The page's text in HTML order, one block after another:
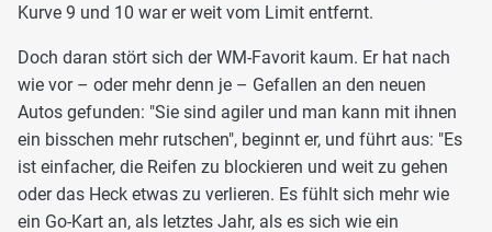
Kurve 9 und 10 war er weit vom Limit entfernt.
Doch daran stört sich der WM-Favorit kaum. Er hat nach
wie vor – oder mehr denn je – Gefallen an den neuen
Autos gefunden: "Sie sind agiler und man kann mit ihnen
ein bisschen mehr rutschen", beginnt er, und führt aus: "Es
ist einfacher, die Reifen zu blockieren und weit zu gehen
oder das Heck etwas zu verlieren. Es fühlt sich mehr wie
ein Go-Kart an, als letztes Jahr, als es sich wie ein